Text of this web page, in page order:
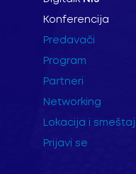
Konferencija
Predavači
Program
Partneri
Networking
Lokacija i smeštaj
Prijavi se